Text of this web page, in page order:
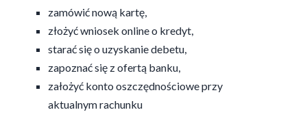
zamówić nową kartę,
złożyć wniosek online o kredyt,
starać się o uzyskanie debetu,
zapoznać się z ofertą banku,
założyć konto oszczędnościowe przy
aktualnym rachunku